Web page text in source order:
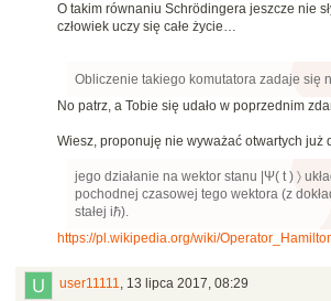
O takim równaniu Schrödingera jeszcze nie
człowiek uczy się całe życie…
Obliczenie takiego komutatora zadaje się
No patrz, a Tobie się udało w poprzednim
Wiesz, proponuję nie wyważać otwartych już
jego działanie na wektor stanu |Ψ( t ) 〉
pochodnej czasowej tego wektora (z
stałej iℏ).
https://pl.wikipedia.org/wiki/
user11111, 13 lipca 2017, 08:29